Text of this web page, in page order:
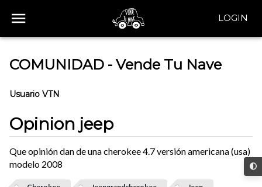
LOGIN
COMUNIDAD - Vende Tu Nave
Usuario VTN
Opinion jeep
Que opinión dan de una cherokee 4.7 versión americana (usa)
modelo 2008